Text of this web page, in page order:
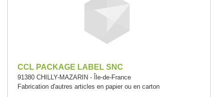
CCL PACKAGE LABEL SNC
91380 CHILLY-MAZARIN - Île-de-France
Fabrication d'autres articles en papier ou en carton